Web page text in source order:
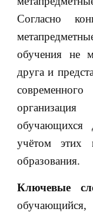
Согласно
обучения не
друга и
обучающихся
учётом этих
образования.
Ключевые